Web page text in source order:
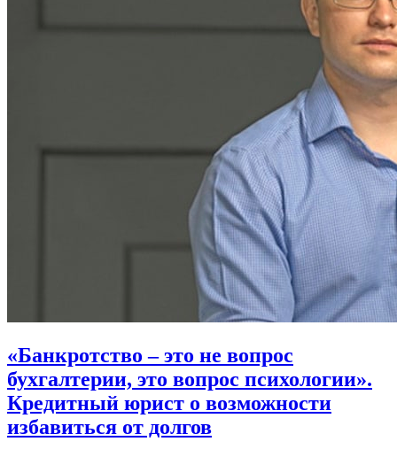
«Банкротство – это не вопрос
бухгалтерии, это вопрос психологии».
Кредитный юрист о возможности
избавиться от долгов